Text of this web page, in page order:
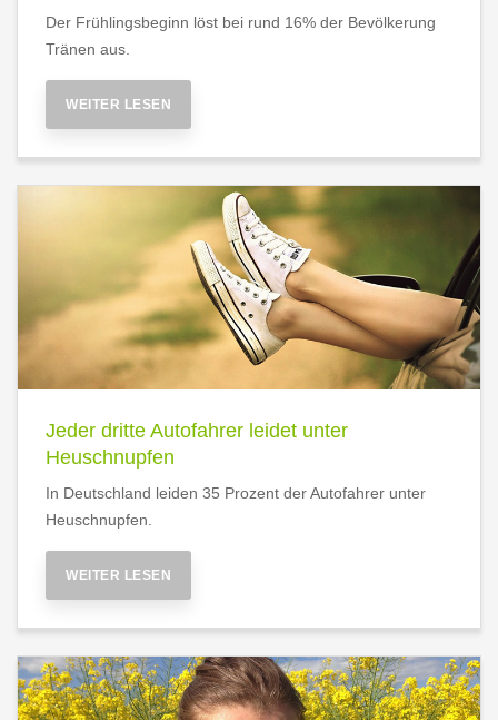
Der Frühlingsbeginn löst bei rund 16% der Bevölkerung
Tränen aus.
WEITER LESEN
Jeder dritte Autofahrer leidet unter
Heuschnupfen
In Deutschland leiden 35 Prozent der Autofahrer unter
Heuschnupfen.
WEITER LESEN